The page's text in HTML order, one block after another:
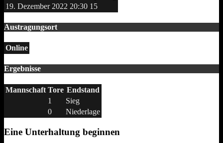
19. Dezember 2022 20:30 15
Austragungsort
Online
Ergebnisse
Mannschaft Tore Endstand
1
Sieg
0
Niederlage
Eine Unterhaltung beginnen